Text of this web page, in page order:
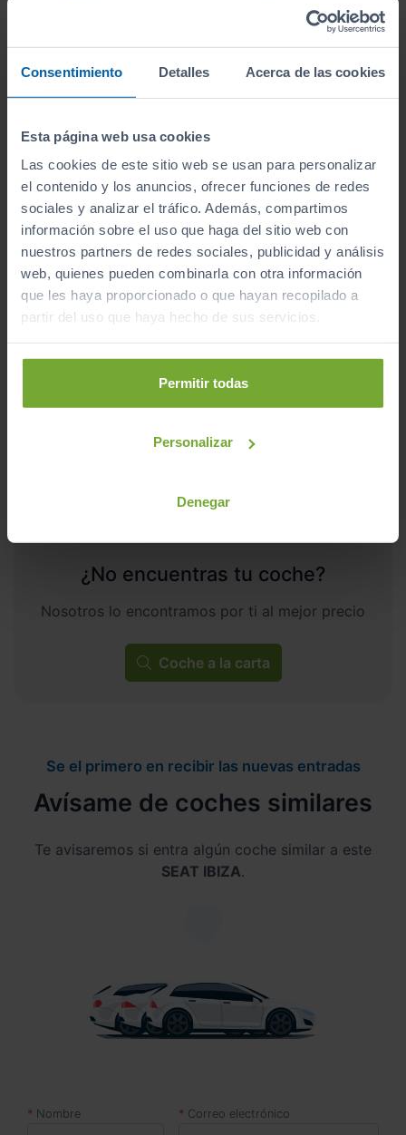
Consentimiento Detalles Acerca de las cookies
Esta página web usa cookies
Las cookies de este sitio web se usan para personalizar
el contenido y los anuncios, ofrecer funciones de redes
sociales y analizar el tráfico. Además, compartimos
información sobre el uso que haga del sitio web con
nuestros partners de redes sociales, publicidad y análisis
web, quienes pueden combinarla con otra información
que les haya proporcionado o que hayan recopilado a
partir del uso que haya hecho de sus servicios.
Permitir todas
Personalizar
Denegar
- 2.000€
HYUNDAI I20
1.0 TGDI 74KW (100CV) 48V KLASS
Manual
Gasolina
16.990
14.990
ECO
¿No encuentras tu coche?
Nosotros lo encontramos por ti al mejor precio
Coche a la carta
Se el primero en recibir las nuevas entradas
Avísame de coches similares
Te avisaremos si entra algún coche similar a este
SEAT IBIZA.
Nombre Correo electrónico